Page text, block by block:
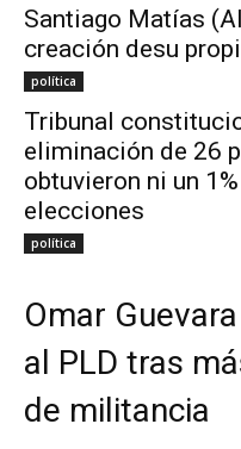
Santiago Matías
creación desu
política
Tribunal
eliminación de 26
obtuvieron ni un
elecciones
política
Omar
al PLD tras
de militancia